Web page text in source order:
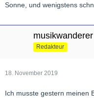
Sonne, und wenigstens
musikwanderer
Redakteur
18. November 2019
Ich musste gestern meinen